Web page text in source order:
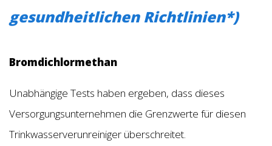
gesundheitlichen Richtlinien*)
Bromdichlormethan
Unabhängige Tests haben ergeben, dass dieses
Versorgungsunternehmen die Grenzwerte für diesen
Trinkwasserverunreiniger überschreitet.